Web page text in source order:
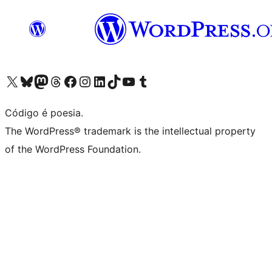
Acessar nossa conta do X (antigo Twitter)
Acessar nossa conta do Bluesky
Acessar nossa conta do Mastodon
Acessar nossa conta do Threads
Acessar nossa página do Facebook
Acessar nossa conta do Instagram
Acessar nossa conta do LinkedIn
Acessar nossa conta do TikTok
Acessar nosso canal do YouTube
Acessar nossa conta no Tumblr
Código é poesia.
The WordPress® trademark is the intellectual property
of the WordPress Foundation.